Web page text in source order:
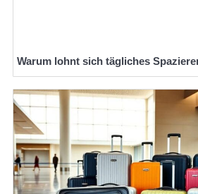
Warum lohnt sich tägliches